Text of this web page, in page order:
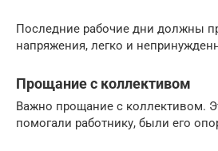
Последние рабочие дни должны
напряжения, легко и
Прощание с коллективом
Важно прощание с коллективом.
помогали работнику, были его